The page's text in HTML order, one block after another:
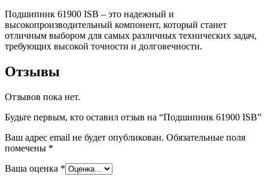
Подшипник 61900 ISB – это надежный и
высокопроизводительный компонент, который станет
отличным выбором для самых различных технических задач,
требующих высокой точности и долговечности.
Отзывы
Отзывов пока нет.
Будьте первым, кто оставил отзыв на “Подшипник 61900 ISB”
Ваш адрес email не будет опубликован. Обязательные поля
помечены *
Ваша оценка *